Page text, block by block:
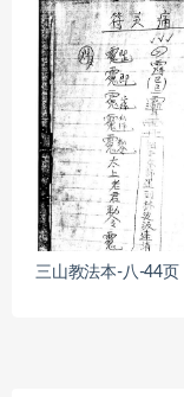
三山教法本-八-44页